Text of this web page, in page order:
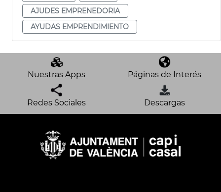
AJUDES EMPRENEDORIA
AYUDAS EMPRENDIMIENTO
Nuestras Apps Páginas de Interés
Redes Sociales Descargas